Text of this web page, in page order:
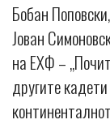
Бобан
Јован
на ЕХФ –
другите